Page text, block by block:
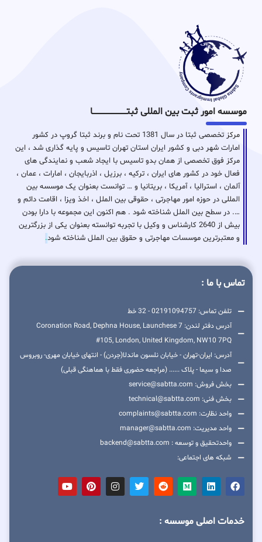
موسسه امور ثبت بین المللی ثبتـــــــــــــــــــــــــــــا
مرکز تخصصی ثبتا در سال 1381 تحت نام و برند ثبتا گروپ در کشور
امارات شهر دبی و کشور ایران استان تهران تاسیس و پایه گذاری شد ، این
مرکز فوق تخصصی از همان بدو تاسیس با ایجاد شعب و نمایندگی های
فعال خود در کشور های ایران ، ترکیه ، برزیل ، اذربایجان ، امارات ، عمان ،
آلمان ، استرالیا ، آمریکا ، بریتانیا و … توانست بعنوان یک موسسه بین
المللی در حوزه امور مهاجرتی ، حقوقی بین الملل ، اخذ ویزا ، اقامت دائم و
…. در سطح بین الملل شناخته شود . هم اکنون این مجموعه با دارا بودن
بیش از 2640 کارشناس و وکیل با تجربه توانسته بعنوان یکی از بزرگترین
و معتبرترین موسسات مهاجرتی و حقوق بین الملل شناخته شود.
تماس با ما :
تلفن تماس: 02191094757 - 32 خط
آدرس دفتر لندن: 7 Coronation Road, Dephna House, Launchese
#105, London, United Kingdom, NW10 7PQ
آدرس: ایران-تهران - خیابان نلسون ماندلا(جردن) - انتهای خیابان مهری- روبروس
صدا و سیما - پلاک ...... (مراجعه حضوری فقط با هماهنگی قبلی)
بخش فروش: service@sabtta.com
بخش فنی: technical@sabtta.com
واحد نظارت: complaints@sabtta.com
واحد مدیریت: manager@sabtta.com
واحدتحقیق و توسعه : backend@sabtta.com
شبکه های اجتماعی:
خدمات اصلی موسسه :